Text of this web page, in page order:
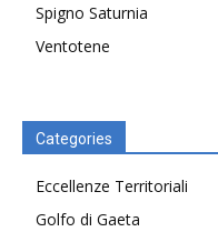
Spigno Saturnia
Ventotene
Categories
Eccellenze Territoriali
Golfo di Gaeta